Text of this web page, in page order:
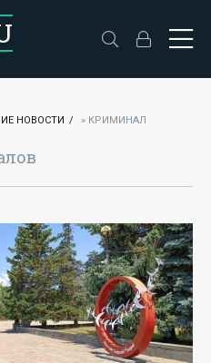
НОВОСТИ » КРИМИНАЛ